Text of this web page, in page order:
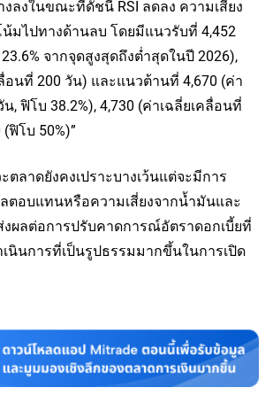
งลงในขณะที่ดัชนี RSI ลดลง ความเสี่ยง
มไปทางด้านลบ โดยมีแนวรับที่ 4,452
จากจุดสูงสุดถึงต่ำสุดในปี 2026),
อนที่ 200 วัน) และแนวต้านที่ 4,670 (ค่า
, ฟิโบ 38.2%), 4,730 (ค่าเฉลี่ยเคลื่อนที่
ฟิโบ 50%)”
ตลาดยังคงเปราะบางเว้นแต่จะมีการ
ตอบแทนหรือความเสี่ยงจากน้ำมันและ
ผลต่อการปรับคาดการณ์อัตราดอกเบี้ยที่
นินการที่เป็นรูปธรรมมากขึ้นในการเปิด